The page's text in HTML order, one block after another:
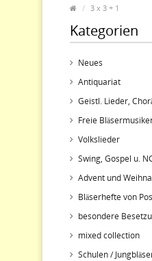
3 x 3 + 1
Kategorien
Neues
Antiquariat
Geistl. Lieder,
Freie
Volkslieder
Swing, Gospel u.
Advent und
Bläserhefte von
besondere
mixed collection
Schulen /